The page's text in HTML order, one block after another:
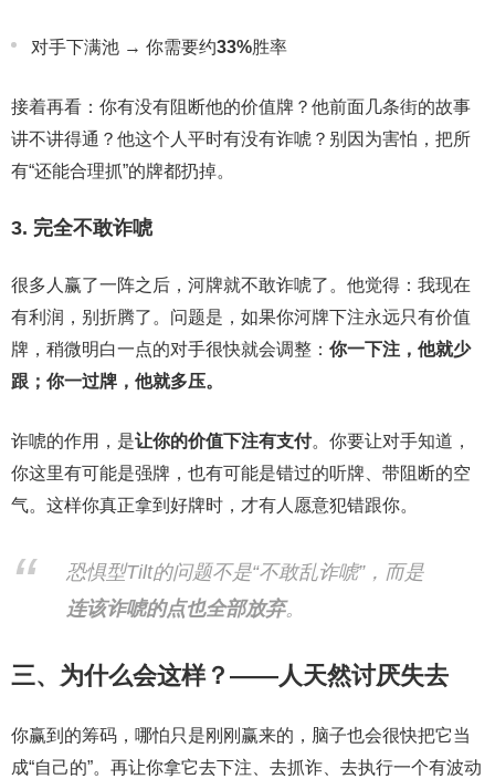
对手下满池 → 你需要约33%胜率
接着再看：你有没有阻断他的价值牌？他前面几条街的故事
讲不讲得通？他这个人平时有没有诈唬？别因为害怕，把所
有“还能合理抓”的牌都扔掉。
3. 完全不敢诈唬
很多人赢了一阵之后，河牌就不敢诈唬了。他觉得：我现在
有利润，别折腾了。问题是，如果你河牌下注永远只有价值
牌，稍微明白一点的对手很快就会调整： 你一下注，他就少
跟；你一过牌，他就多压。
诈唬的作用，是让你的价值下注有支付。你要让对手知道，
你这里有可能是强牌，也有可能是错过的听牌、带阻断的空
气。这样你真正拿到好牌时，才有人愿意犯错跟你。
恐惧型Tilt的问题不是“不敢乱诈唬”，而是
连该诈唬的点也全部放弃。
三、为什么会这样？——人天然讨厌失去
你赢到的筹码，哪怕只是刚刚赢来的，脑子也会很快把它当
成“自己的”。再让你拿它去下注、去抓诈、去执行一个有波动